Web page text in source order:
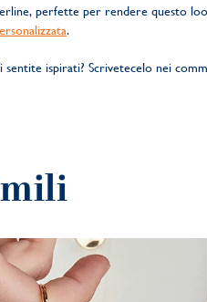
perfette per rendere questo
.
sentite ispirati? Scrivetecelo nei